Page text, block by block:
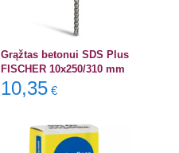
Grąžtas betonui SDS Plus
FISCHER 10x250/310 mm
10,35 €